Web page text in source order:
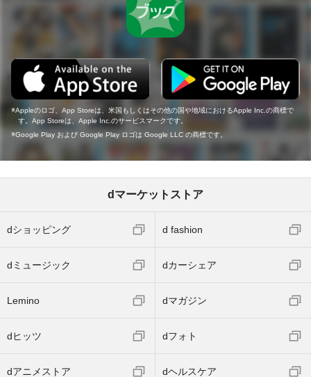
Appleのロゴ、App Storeは、米国もしくはその他の国や地域におけるApple Inc.の商標で
す。App Storeは、Apple Inc.のサービスマークです。
Google Play および Google Play ロゴは Google LLC の商標です。
dマーケットストア
dショッピング d fashion
dミュージック dカーシェア
Lemino dマガジン
dヒッツ dフォト
dアニメストア dヘルスケア